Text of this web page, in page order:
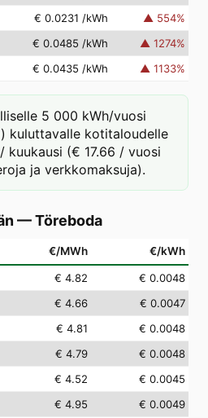
€ 0.0231 /kWh ▲ 554%
€ 0.0485 /kWh ▲ 1274%
€ 0.0435 /kWh ▲ 1133%
5 000 kWh/vuosi
kuluttavalle kotitaloudelle
kuukausi (€ 17.66 / vuosi
ja verkkomaksuja).
—Töreboda
€/MWh €/kWh
€ 4.82
€ 0.0048
€ 4.66
€ 0.0047
€ 4.81
€ 0.0048
€ 4.79
€ 0.0048
€ 4.52
€ 0.0045
€ 4.95
€ 0.0049